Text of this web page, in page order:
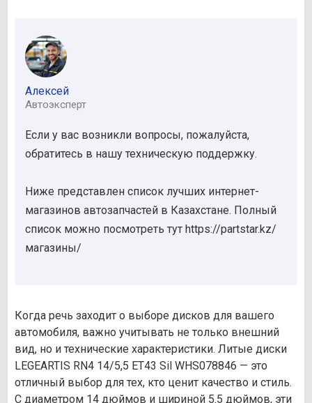
Алексей
Автоэксперт
Если у вас возникли вопросы, пожалуйста,
обратитесь в нашу техническую поддержку.
Ниже представлен список лучших интернет-
магазинов автозапчастей в Казахстане. Полный
список можно посмотреть тут https://partstar.kz/
магазины/
Когда речь заходит о выборе дисков для вашего
автомобиля, важно учитывать не только внешний
вид, но и технические характеристики. Литые диски
LEGEARTIS RN4 14/5,5 ET43 Sil WHS078846 — это
отличный выбор для тех, кто ценит качество и стиль.
С диаметром 14 дюймов и шириной 5.5 дюймов, эти